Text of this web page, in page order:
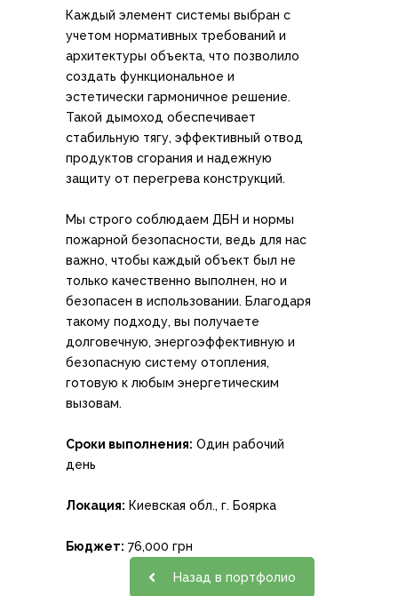
Каждый элемент системы выбран с
учетом нормативных требований и
архитектуры объекта, что позволило
создать функциональное и
эстетически гармоничное решение.
Такой дымоход обеспечивает
стабильную тягу, эффективный отвод
продуктов сгорания и надежную
защиту от перегрева конструкций.
Мы строго соблюдаем ДБН и нормы
пожарной безопасности, ведь для нас
важно, чтобы каждый объект был не
только качественно выполнен, но и
безопасен в использовании. Благодаря
такому подходу, вы получаете
долговечную, энергоэффективную и
безопасную систему отопления,
готовую к любым энергетическим
вызовам.
Сроки выполнения: Один рабочий
день
Локация: Киевская обл., г. Боярка
Бюджет: 76,000 грн
Назад в портфолио